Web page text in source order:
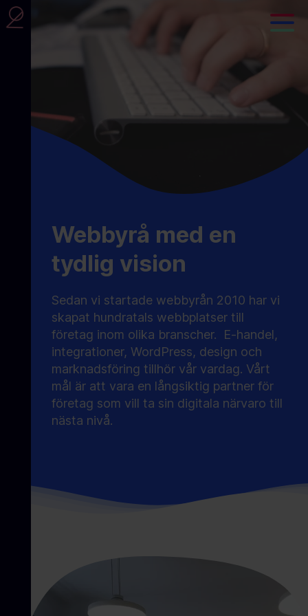
Webbyrå med en
tydlig vision
Sedan vi startade webbyrån 2010 har vi
skapat hundratals webbplatser till
företag inom olika branscher. E-handel,
integrationer, WordPress, design och
marknadsföring tillhör vår vardag. Vårt
mål är att vara en långsiktig partner för
företag som vill ta sin digitala närvaro till
nästa nivå.